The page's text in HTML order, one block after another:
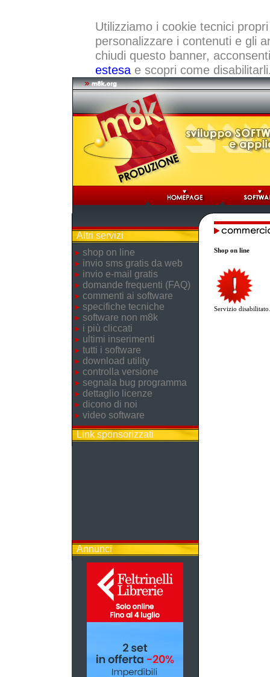
Utilizziamo i cookie tecnici
personalizzare i contenuti e gli
chiudi questo banner,
estesae scopri come
Altri servizi
shop on line
invio sms gratis da web
invio e-mail gratis
domande frequenti (FAQ)
commenti ai software
specifiche tecniche
software non m8k
i più cliccati
ultimi inserimenti
tutti i software
download utility
controlla versione
segnala bug programma
dettaglio licenze
dicono di noi
video software
Link sponsorizzati
Annunci
Shop on line
Servizio disabilitato.